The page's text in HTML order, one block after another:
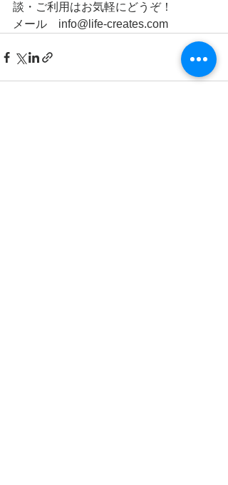
談・ご利用はお気軽にどうぞ！
メール　info@life-creates.com